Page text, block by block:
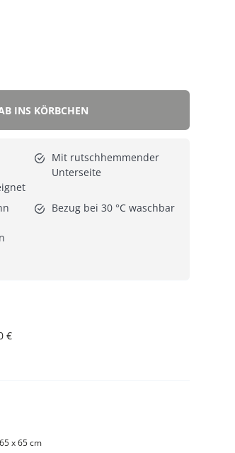
INS KÖRBCHEN
Mit rutschhemmender
Unterseite
Bezug bei 30 °C waschbar
€
x 65 cm